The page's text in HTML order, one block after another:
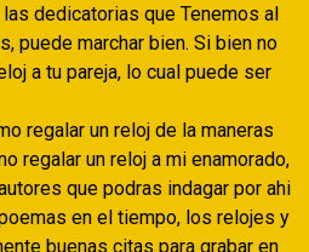
dedicatorias que Tenemos al
puede marchar bien. Si bien no
a tu pareja, lo cual puede ser
regalar un reloj de la maneras
regalar un reloj a mi enamorado,
que podras indagar por ahi
en el tiempo, los relojes y
buenas citas para grabar en